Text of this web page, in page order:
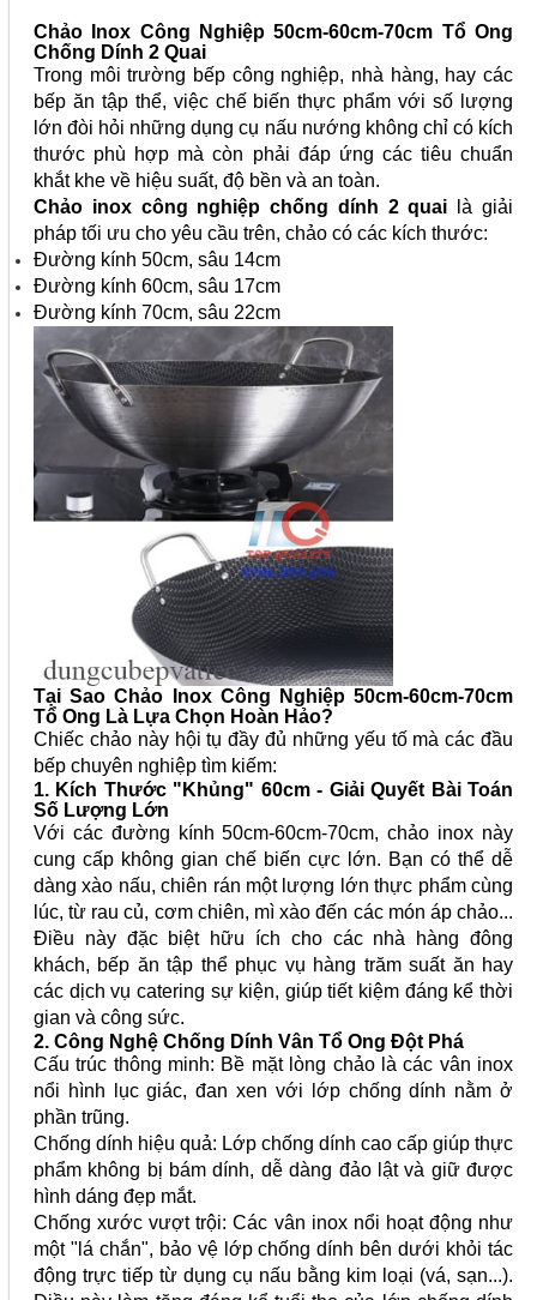
Chảo Inox Công Nghiệp 50cm-60cm-70cm Tổ Ong
Chống Dính 2 Quai
Trong môi trường bếp công nghiệp, nhà hàng, hay các
bếp ăn tập thể, việc chế biến thực phẩm với số lượng
lớn đòi hỏi những dụng cụ nấu nướng không chỉ có kích
thước phù hợp mà còn phải đáp ứng các tiêu chuẩn
khắt khe về hiệu suất, độ bền và an toàn.
Chảo inox công nghiệp chống dính 2 quai là giải
pháp tối ưu cho yêu cầu trên, chảo có các kích thước:
Đường kính 50cm, sâu 14cm
Đường kính 60cm, sâu 17cm
Đường kính 70cm, sâu 22cm
Tại Sao Chảo Inox Công Nghiệp 50cm-60cm-70cm
Tổ Ong Là Lựa Chọn Hoàn Hảo?
Chiếc chảo này hội tụ đầy đủ những yếu tố mà các đầu
bếp chuyên nghiệp tìm kiếm:
1. Kích Thước "Khủng" 60cm - Giải Quyết Bài Toán
Số Lượng Lớn
Với các đường kính 50cm-60cm-70cm, chảo inox này
cung cấp không gian chế biến cực lớn. Bạn có thể dễ
dàng xào nấu, chiên rán một lượng lớn thực phẩm cùng
lúc, từ rau củ, cơm chiên, mì xào đến các món áp chảo...
Điều này đặc biệt hữu ích cho các nhà hàng đông
khách, bếp ăn tập thể phục vụ hàng trăm suất ăn hay
các dịch vụ catering sự kiện, giúp tiết kiệm đáng kể thời
gian và công sức.
2. Công Nghệ Chống Dính Vân Tổ Ong Đột Phá
Cấu trúc thông minh: Bề mặt lòng chảo là các vân inox
nổi hình lục giác, đan xen với lớp chống dính nằm ở
phần trũng.
Chống dính hiệu quả: Lớp chống dính cao cấp giúp thực
phẩm không bị bám dính, dễ dàng đảo lật và giữ được
hình dáng đẹp mắt.
Chống xước vượt trội: Các vân inox nổi hoạt động như
một "lá chắn", bảo vệ lớp chống dính bên dưới khỏi tác
động trực tiếp từ dụng cụ nấu bằng kim loại (vá, sạn...).